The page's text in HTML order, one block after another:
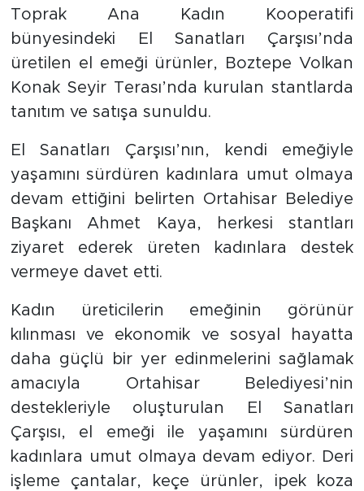
Toprak Ana Kadın Kooperatifi
bünyesindeki El Sanatları Çarşısı’nda
üretilen el emeği ürünler, Boztepe Volkan
Konak Seyir Terası’nda kurulan stantlarda
tanıtım ve satışa sunuldu.
El Sanatları Çarşısı’nın, kendi emeğiyle
yaşamını sürdüren kadınlara umut olmaya
devam ettiğini belirten Ortahisar Belediye
Başkanı Ahmet Kaya, herkesi stantları
ziyaret ederek üreten kadınlara destek
vermeye davet etti.
Kadın üreticilerin emeğinin görünür
kılınması ve ekonomik ve sosyal hayatta
daha güçlü bir yer edinmelerini sağlamak
amacıyla Ortahisar Belediyesi’nin
destekleriyle oluşturulan El Sanatları
Çarşısı, el emeği ile yaşamını sürdüren
kadınlara umut olmaya devam ediyor. Deri
işleme çantalar, keçe ürünler, ipek koza